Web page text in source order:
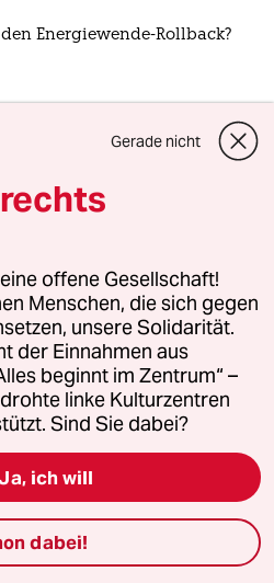
Energiewende-Rollback?
Gerade nicht
offene Gesellschaft!
Menschen, die sich gegen
unsere Solidarität.
der Einnahmen aus
beginnt im Zentrum“ –
linke Kulturzentren
Sind Sie dabei?
ich will
dabei!